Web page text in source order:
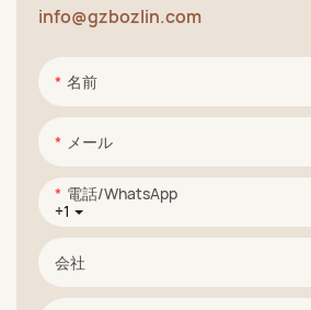
info@gzbozlin.com
名前
メール
+1
電話/WhatsApp
会社